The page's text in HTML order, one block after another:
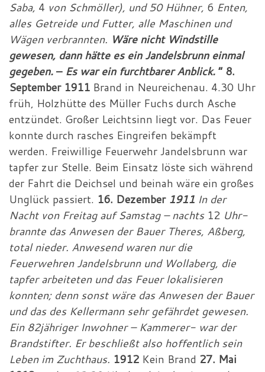
Saba, 4 von Schmöller), und 50 Hühner, 6 Enten,
alles Getreide und Futter, alle Maschinen und
Wägen verbrannten. Wäre nicht Windstille
gewesen, dann hätte es ein Jandelsbrunn einmal
gegeben.– Es war ein furchtbarer Anblick.“ 8.
September 1911 Brand in Neureichenau. 4.30 Uhr
früh, Holzhütte des Müller Fuchs durch Asche
entzündet. Großer Leichtsinn liegt vor. Das Feuer
konnte durch rasches Eingreifen bekämpft
werden. Freiwillige Feuerwehr Jandelsbrunn war
tapfer zur Stelle. Beim Einsatz löste sich während
der Fahrt die Deichsel und beinah wäre ein großes
Unglück passiert. 16. Dezember 1911 In der
Nacht von Freitag auf Samstag – nachts 12 Uhr-
brannte das Anwesen der Bauer Theres, Aßberg,
total nieder. Anwesend waren nur die
Feuerwehren Jandelsbrunn und Wollaberg, die
tapfer arbeiteten und das Feuer lokalisieren
konnten; denn sonst wäre das Anwesen der Bauer
und das des Kellermann sehr gefährdet gewesen.
Ein 82jähriger Inwohner – Kammerer- war der
Brandstifter. Er beschließt also hoffentlich sein
Leben im Zuchthaus. 1912 Kein Brand 27. Mai